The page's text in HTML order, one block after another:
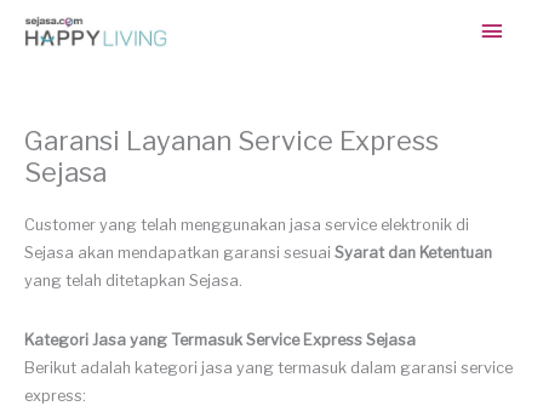
Main
Garansi Layanan Service Express
Sejasa
Customer yang telah menggunakan jasa service elektronik di
Sejasa akan mendapatkan garansi sesuai Syarat dan Ketentuan
yang telah ditetapkan Sejasa.
Kategori Jasa yang Termasuk Service Express Sejasa
Berikut adalah kategori jasa yang termasuk dalam garansi service
express: